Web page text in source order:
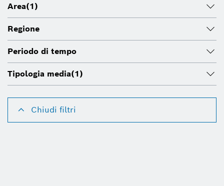
Area(1)
Regione
Periodo di tempo
Tipologia media(1)
Chiudi filtri